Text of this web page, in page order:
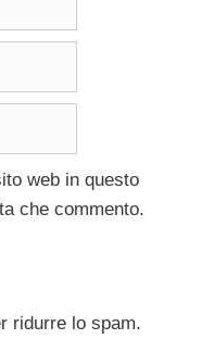
web in questo
che commento.
ridurre lo spam.